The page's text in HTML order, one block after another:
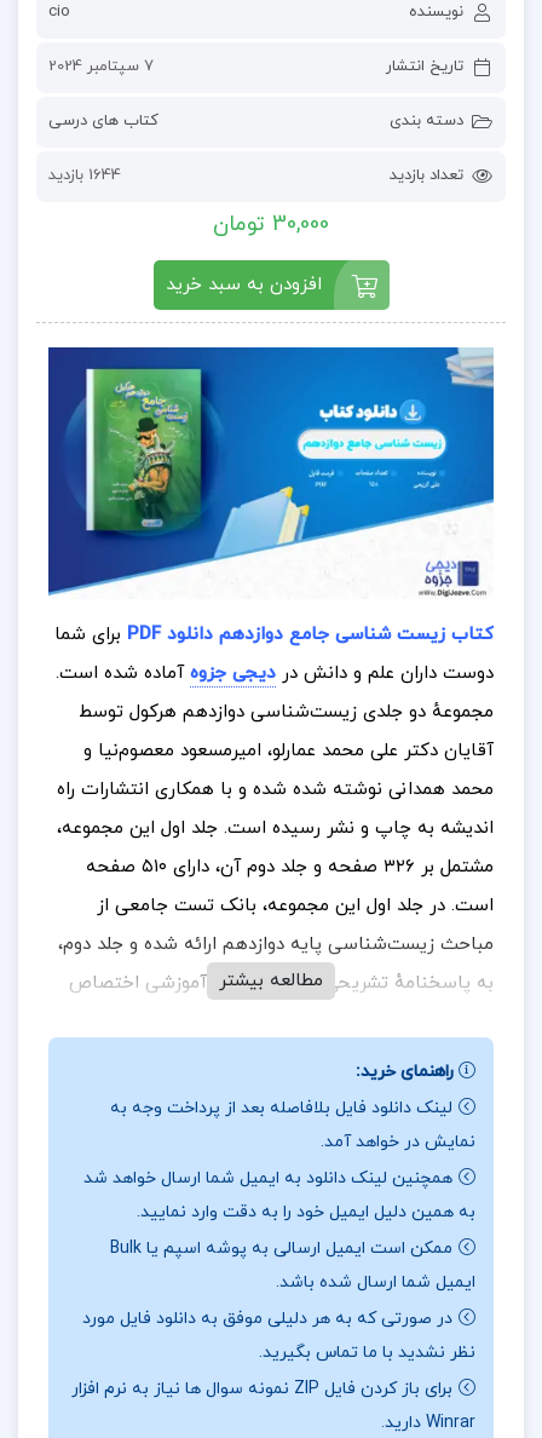
نویسنده cio
تاریخ انتشار 7 سپتامبر 2024
دسته بندی کتاب های درسی
تعداد بازدید 1644 بازدید
30,000 تومان
افزودن به سبد خرید
کتاب زیست شناسی جامع دوازدهم دانلود PDF
برای شما
دوست داران علم و دانش در دیجی جزوه آماده شده است.
مجموعهٔ دو جلدی زیست‌شناسی دوازدهم هرکول توسط
آقایان دکتر علی محمد عمارلو، امیرمسعود معصوم‌نیا و
محمد همدانی نوشته شده شده و با همکاری انتشارات راه
اندیشه به چاپ و نشر رسیده است. جلد اول این مجموعه،
مشتمل بر ۳۲۶ صفحه و جلد دوم آن، دارای ۵۱۰ صفحه
است. در جلد اول این مجموعه، بانک تست جامعی از
مباحث زیست‌شناسی پایه دوازدهم ارائه شده و جلد دوم،
به پاسخنامهٔ تشریحی و باکس نکات آموزشی اختصاص
در بخشی از کتاب زیست شناسی جامع دوازدهم
میخوانیم
تصویری از یک فرد عظیم‌الجثه است که خود را با قلم و
مداد، مسلح کرده است. این طرح، به این موضوع اشاره
دارد که مهم‌ترین سلاح و ابزاری که دانش‌آموزان و
داوطلبان کنکوری می‌توانند خود را با آن مسلح کنند تا
پیروز شوند.
مطالعه بیشتر
راهنمای خرید:
لینک دانلود فایل بلافاصله بعد از پرداخت وجه به
نمایش در خواهد آمد.
همچنین لینک دانلود به ایمیل شما ارسال خواهد شد
به همین دلیل ایمیل خود را به دقت وارد نمایید.
ممکن است ایمیل ارسالی به پوشه اسپم یا Bulk
ایمیل شما ارسال شده باشد.
در صورتی که به هر دلیلی موفق به دانلود فایل مورد
نظر نشدید با ما تماس بگیرید.
برای باز کردن فایل ZIP نمونه سوال ها نیاز به نرم افزار
Winrar دارید.